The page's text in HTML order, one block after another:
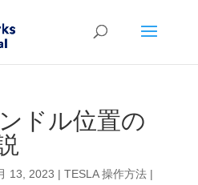
ドル位置の
13, 2023 | TESLA 操作方法|